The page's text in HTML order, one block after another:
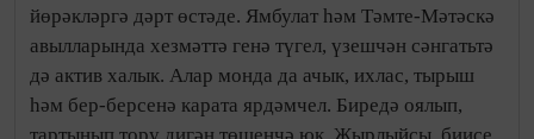
йөрәкләргә дәрт өстәде. Ямбулат һәм Тәмте-Мәтәскә
авылларында хезмәттә генә түгел, үзешчән сәнгатьтә
дә актив халык. Алар монда да ачык, ихлас, тырыш
һәм бер-берсенә карата ярдәмчел. Биредә оялып,